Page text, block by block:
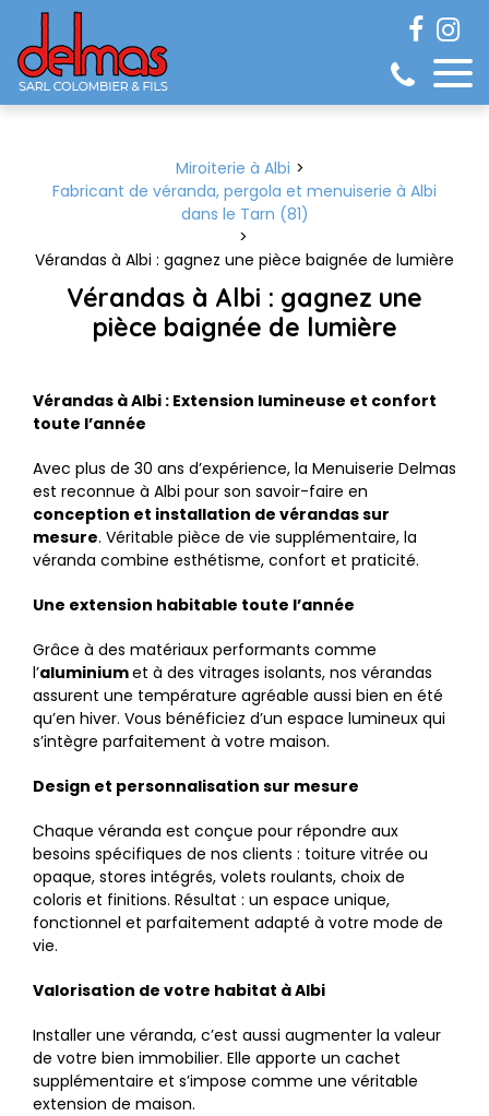
Miroiterie à Albi
Fabricant de véranda, pergola et menuiserie à Albi
dans le Tarn (81)
Vérandas à Albi : gagnez une pièce baignée de lumière
Vérandas à Albi : gagnez une
pièce baignée de lumière
Vérandas à Albi : Extension lumineuse et confort
toute l’année
Avec plus de 30 ans d’expérience, la Menuiserie Delmas
est reconnue à Albi pour son savoir-faire en
conception et installation de vérandas sur
mesure. Véritable pièce de vie supplémentaire, la
véranda combine esthétisme, confort et praticité.
Une extension habitable toute l’année
Grâce à des matériaux performants comme
l’aluminiumet à des vitrages isolants, nos vérandas
assurent une température agréable aussi bien en été
qu’en hiver. Vous bénéficiez d’un espace lumineux qui
s’intègre parfaitement à votre maison.
Design et personnalisation sur mesure
Chaque véranda est conçue pour répondre aux
besoins spécifiques de nos clients : toiture vitrée ou
opaque, stores intégrés, volets roulants, choix de
coloris et finitions. Résultat : un espace unique,
fonctionnel et parfaitement adapté à votre mode de
vie.
Valorisation de votre habitat à Albi
Installer une véranda, c’est aussi augmenter la valeur
de votre bien immobilier. Elle apporte un cachet
supplémentaire et s’impose comme une véritable
extension de maison.
Panneau de gestion des cookies